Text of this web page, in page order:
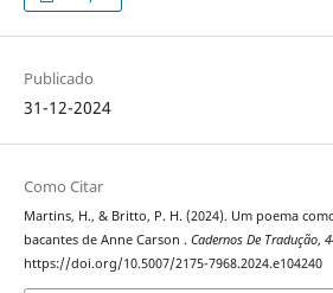
Publicado
31-12-2024
Como Citar
Martins, H., & Britto, P. H. (2024). Um poema
bacantes de Anne Carson . Cadernos De Tradução,
https://doi.org/10.5007/2175-7968.2024.e104240